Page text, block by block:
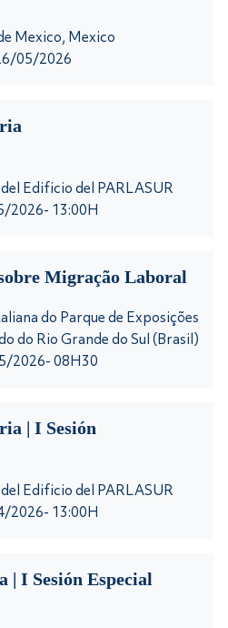
de mayo de 2026. Está
en 2026 y marca el inicio
Europea y América Latina
Mexico, Mexico
05/2026
Edificio del PARLASUR
2026- 13:00H
Migração Laboral
do Parque de Exposições
do Rio Grande do Sul (Brasil)
2026- 08H30
| I Sesión
Edificio del PARLASUR
2026- 13:00H
| I Sesión Especial